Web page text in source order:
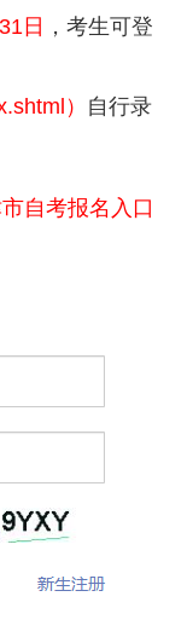
日 ，考生可登
） 自行录
自考报名入口